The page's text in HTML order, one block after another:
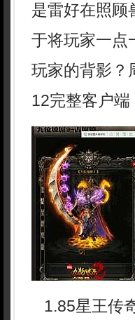
是雷好在照顾
于将玩家一点
玩家的背影？
12完整客户
1.85星王传